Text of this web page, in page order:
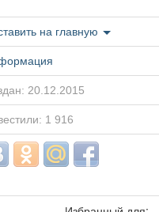
на главную
20.12.2015
1 916